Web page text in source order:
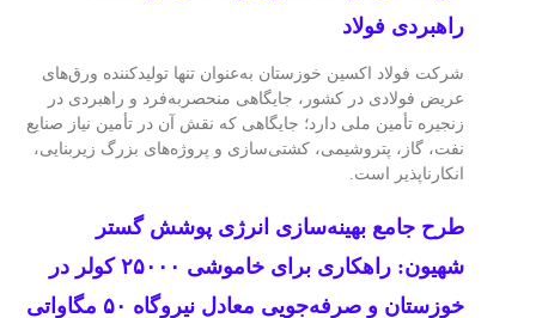
راهبردی فولاد
شرکت فولاد اکسین خوزستان به‌عنوان تنها تولیدکننده ورق‌های
عریض فولادی در کشور، جایگاهی منحصربه‌فرد و راهبردی در
زنجیره تأمین ملی دارد؛ جایگاهی که نقش آن در تأمین نیاز صنایع
نفت، گاز، پتروشیمی، کشتی‌سازی و پروژه‌های بزرگ زیربنایی،
انکارناپذیر است.
طرح جامع بهینه‌سازی انرژی پوشش گستر
شهیون: راهکاری برای خاموشی ۲۵۰۰۰ کولر در
خوزستان و صرفه‌جویی معادل نیروگاه ۵۰ مگاواتی